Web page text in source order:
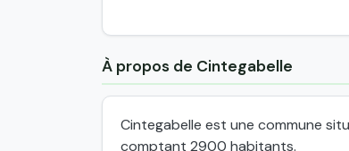
À propos de Cintegabelle
Cintegabelle est une commune
comptant 2900 habitants.